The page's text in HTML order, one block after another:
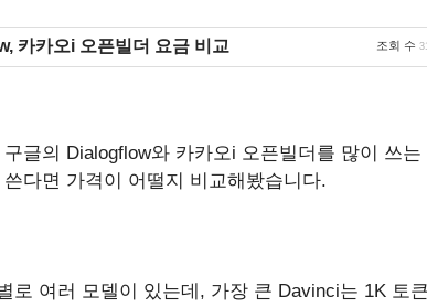
카카오i 오픈빌더 요금 비교 조회 수
글의 Dialogflow와 카카오i 오픈빌더를 많이 쓰
다면 가격이 어떨지 비교해봤습니다.
로 여러 모델이 있는데, 가장 큰 Davinci는 1K 토